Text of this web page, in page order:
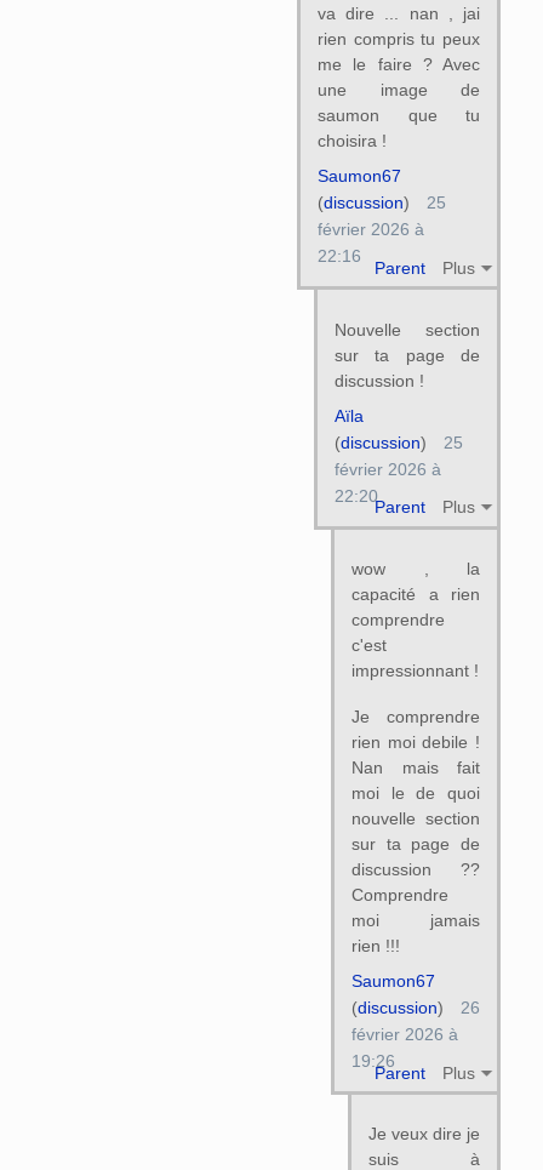
va dire ... nan , jai
rien compris tu peux
me le faire ? Avec
une image de
saumon que tu
choisira !
Parent Plus
Saumon67
(discussion)
25
février 2026 à
22:16
Nouvelle section
sur ta page de
discussion !
Parent Plus
Aïla
(discussion)
25
février 2026 à
22:20
wow , la
capacité a rien
comprendre
c'est
impressionnant !
Je comprendre
rien moi debile !
Nan mais fait
moi le de quoi
nouvelle section
sur ta page de
discussion ??
Comprendre
moi jamais
rien !!!
Parent Plus
Saumon67
(discussion)
26
février 2026 à
19:26
Je veux dire je
suis à